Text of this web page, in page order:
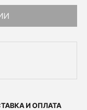
И ОПЛАТА